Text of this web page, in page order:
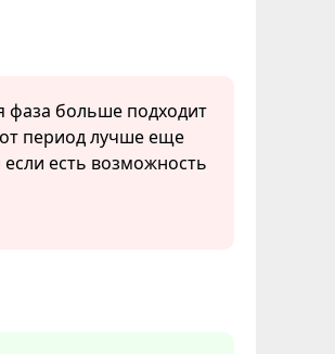
фаза больше подходит
период лучше еще
есть возможность